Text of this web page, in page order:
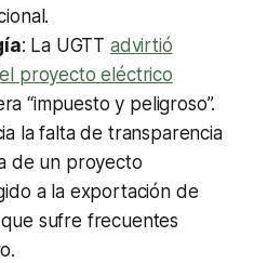
: La UGTT advirtió
proyecto eléctrico
“impuesto y peligroso”.
la falta de transparencia
de un proyecto
a la exportación de
sufre frecuentes